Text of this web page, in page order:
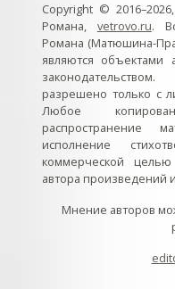
Copyright © 2016–2026,
Романа, vetrovo.ru.
Романа (Матюшина-
являются объектами
разрешено только с
Любое
распространение
исполнение
коммерческой
автора произведений
Мнение авторов